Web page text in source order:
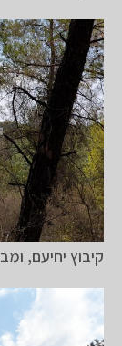
קיבוץ יחיעם,